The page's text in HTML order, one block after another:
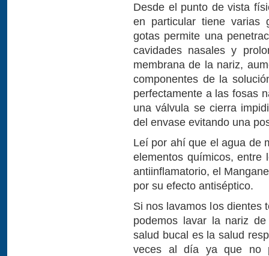
Desde el punto de vista
en particular tiene varias
gotas permite una
cavidades nasales y
membrana de la nariz,
componentes de la
perfectamente a las fosas
una válvula se cierra
del envase evitando una
Leí por ahí que el agua de
elementos químicos, entre
antiinflamatorio, el
por su efecto antiséptico.
Si nos lavamos los dientes
podemos lavar la nariz
salud bucal es la salud
veces al día ya que no